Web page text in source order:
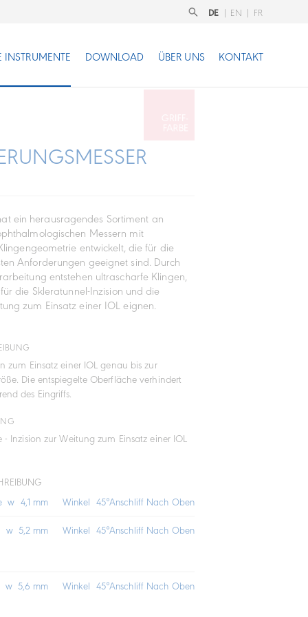
DE | EN | FR
DOWNLOAD ÜBER UNS KONTAKT
ein herausragendes Sortiment an
Messern mit
entwickelt, die für die
Anforderungen geeignet sind. Durch
entstehen ultrascharfe Klingen,
die Skleratunnel-Inzision und die
zum Einsatz einer IOL eignen.
zum Einsatz einer IOL genau bis zur
Die entspiegelte Oberfläche verhindert
des Eingriffs.
Inzision zur Weitung zum Einsatz einer IOL
w 4,1 mm Winkel 45°Anschliff Nach Oben
w 5,2 mm Winkel 45°Anschliff Nach Oben
w 5,6 mm Winkel 45°Anschliff Nach Oben